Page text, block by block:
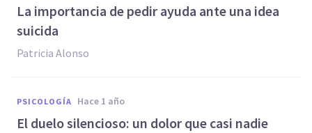
La importancia de pedir ayuda ante una idea
suicida
Patricia Alonso
PSICOLOGÍA hace 1 año
El duelo silencioso: un dolor que casi nadie